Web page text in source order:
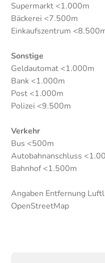
Supermarkt <1.000m
Bäckerei <7.500m
Einkaufszentrum
Sonstige
Geldautomat <1.000m
Bank <1.000m
Post <1.000m
Polizei <9.500m
Verkehr
Bus <500m
Autobahnanschluss
Bahnhof <1.500m
Angaben Entfernung
OpenStreetMap